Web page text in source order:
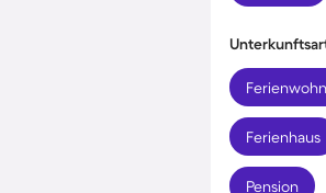
Ferienhaus
Pension